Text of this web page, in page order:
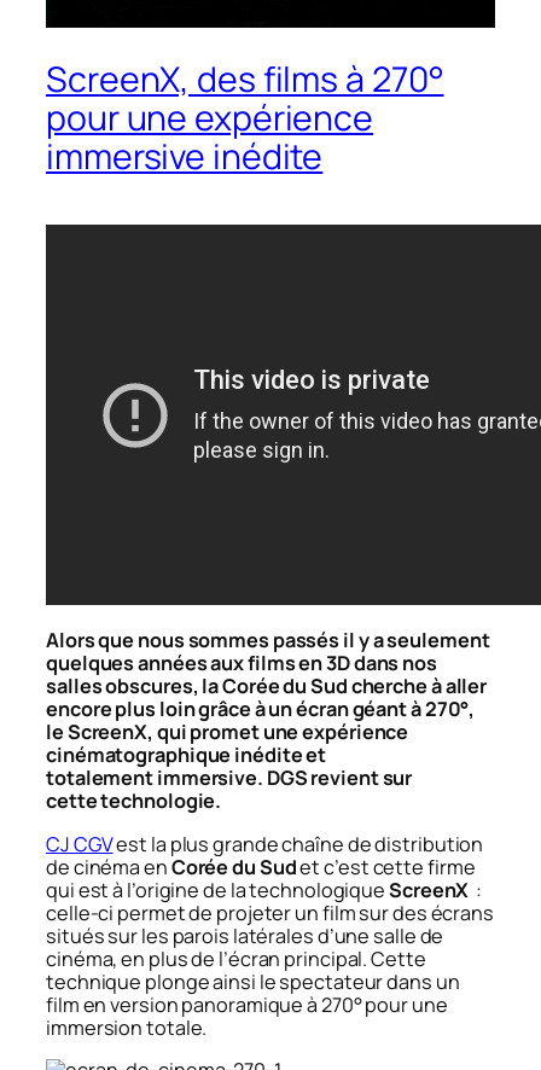
ScreenX, des films à 270°
pour une expérience
immersive inédite
Alors que nous sommes passés il y a seulement
quelques années aux films en 3D dans nos
salles obscures, la Corée du Sud cherche à aller
encore plus loin grâce à un écran géant à 270°,
le ScreenX, qui promet une expérience
cinématographique inédite et
totalement immersive. DGS revient sur
cette technologie.
CJ CGVest la plus grande chaîne de distribution
de cinéma enCorée du Sudet c’est cette firme
qui est à l’origine de la technologiqueScreenX :
celle-ci permet de projeter un film sur des écrans
situés sur les parois latérales d’une salle de
cinéma, en plus de l’écran principal. Cette
technique plonge ainsi le spectateur dans un
film en version panoramique à 270° pour une
immersion totale.